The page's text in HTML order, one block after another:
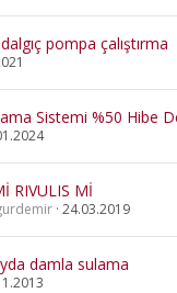
pompa çalıştırma
Sistemi %50 Hibe
RIVULIS Mİ
24.03.2019
damla sulama